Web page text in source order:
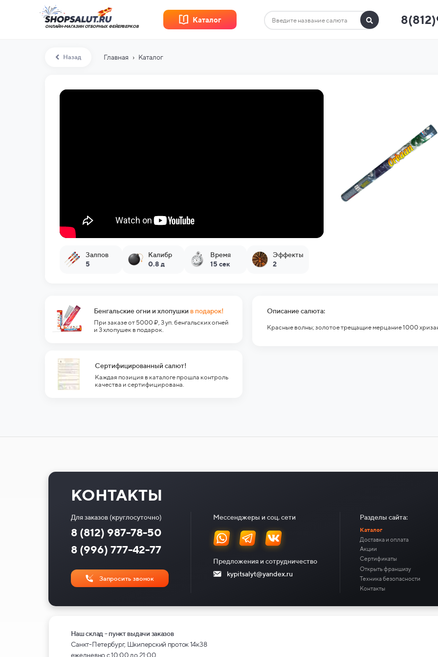
ОНЛАЙН-МАГАЗИН ОТБОРНЫХ ФЕЙЕРВЕРКОВ
Каталог
Назад Главная › Каталог
Залпов
5
Калибр
0.8 д
Время
15 сек
Эффекты
2
Бенгальские огни и хлопушки в подарок!
При заказе от 5000 ₽, 3 уп. бенгальских огней
и 3 хлопушек в подарок.
Сертифицированный салют!
Каждая позиция в каталоге прошла контроль
качества и сертифицирована.
Описание салюта:
Красные волны; золотое трещащие мерцание 1000
КОНТАКТЫ
Для заказов (круглосуточно)
8 (996) 777-42-77
8 (812) 987-78-50
Запросить звонок
Мессенджеры и соц. сети
Предложения и сотрудничество
kypitsalyt@yandex.ru
Разделы сайта:
Наш склад - пункт выдачи заказов
Санкт-Петербург, Шкиперский проток 14к38
ежедневно с 10:00 до 21:00
Каталог
Техника безопасности
Доставка и оплата
Акции
Сертификаты
Открыть франшизу
Контакты